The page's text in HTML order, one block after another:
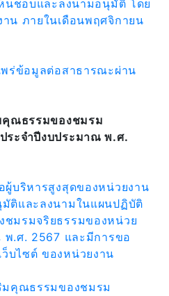
นชอบและลงนามอนุมัติ โดย
น ภายในเดือนพฤศจิกายน
พร่ข้อมูลต่อสาธารณะผ่าน
คุณธรรมของชมรม
ระจำปีงบประมาณ พ.ศ.
บริหารสูงสุดของหน่วยงาน
ติและลงนามในแผนปฏิบัติ
ชมรมจริยธรรมของหน่วย
พ.ศ. 2567 และมีการขอ
บไซต์ ของหน่วยงาน
มคุณธรรมของชมรม